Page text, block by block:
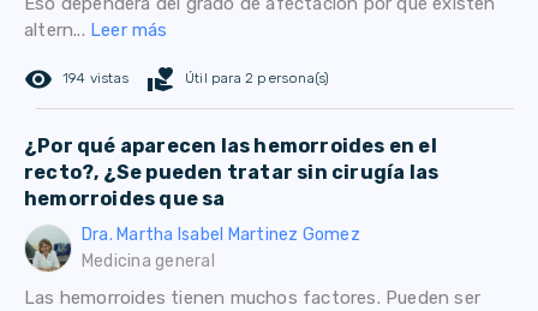
altern... Leer más
remove_red_eye 194 vistas volunteer_activism Útil para 2 persona(s)
¿Por qué aparecen las hemorroides en el
recto?, ¿Se pueden tratar sin cirugía las
hemorroides que sa
Dra. Martha Isabel Martinez Gomez
Medicina general
Las hemorroides tienen muchos factores. Pueden ser